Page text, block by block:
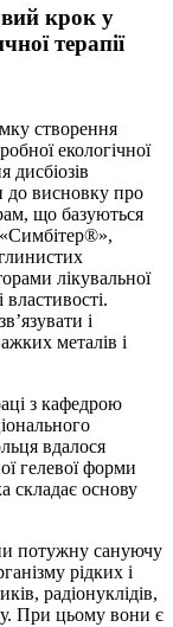
крок у
терапії
створення
екологічної
до висновку про
що базуються
лікувальної
властивості.
і
металів і
з кафедрою
вдалося
гелевої форми
складає основу
потужну сануючу
рідких і
радіонуклідів,
При цьому вони є